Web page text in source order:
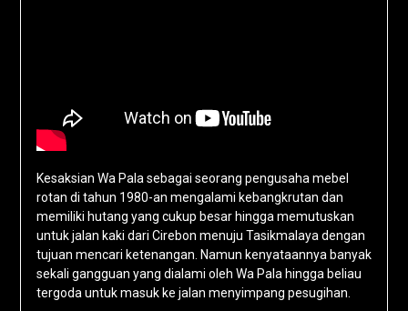
Kesaksian Wa Pala sebagai seorang pengusaha mebel
rotan di tahun 1980-an mengalami kebangkrutan dan
memiliki hutang yang cukup besar hingga memutuskan
untuk jalan kaki dari Cirebon menuju Tasikmalaya dengan
tujuan mencari ketenangan. Namun kenyataannya banyak
sekali gangguan yang dialami oleh Wa Pala hingga beliau
tergoda untuk masuk ke jalan menyimpang pesugihan.